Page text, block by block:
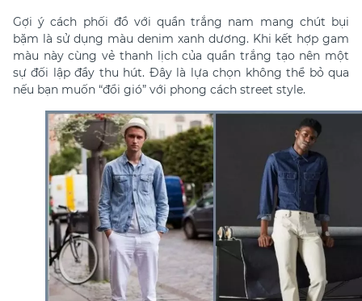
Gợi ýcách phối đồ với quần trắng nam mang chút bụi
bặm là sử dụng màu denim xanh dương. Khi kết hợp gam
màu này cùng vẻ thanh lịch của quần trắng tạo nên một
sự đối lập đầy thu hút. Đây là lựa chọn không thể bỏ qua
nếu bạn muốn “đổi gió” với phong cách street style.